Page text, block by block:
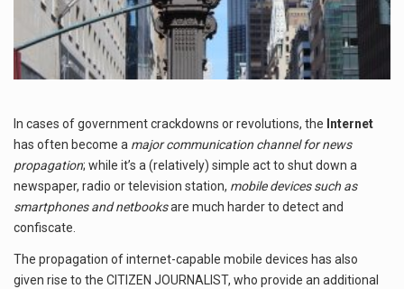
In cases of government crackdowns or revolutions, the Internet
has often become a major communication channel for news
propagation; while it’s a (relatively) simple act to shut down a
newspaper, radio or television station, mobile devices such as
smartphones and netbooksare much harder to detect and
confiscate.
The propagation of internet-capable mobile devices has also
given rise to the CITIZEN JOURNALIST, who provide an additional